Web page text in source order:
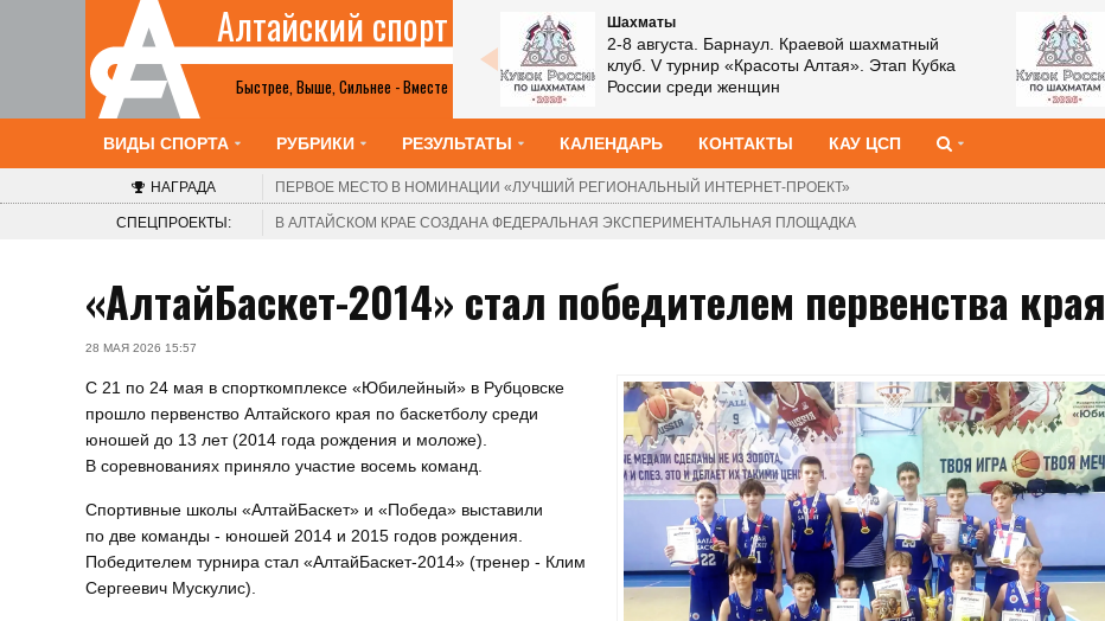
Быстрее, Выше, Сильнее - Вместе
Алтайский спорт
Шахматы
2-8 августа. Барнаул. Краевой шахматный
клуб. V турнир «Красоты Алтая». Этап Кубка
России среди женщин
Шахматы
2-8 августа. Барнаул. Краевой шахматный
клуб. XIII Мемориал Василия Лепихина. Этап
Кубка России среди мужчин
ВИДЫ СПОРТА РУБРИКИ РЕЗУЛЬТАТЫ КАЛЕНДАРЬ КОНТАКТЫ КАУ ЦСП
НАГРАДА ПЕРВОЕ МЕСТО В НОМИНАЦИИ «ЛУЧШИЙ РЕГИОНАЛЬНЫЙ ИНТЕРНЕТ-ПРОЕКТ»
СПЕЦПРОЕКТЫ: В АЛТАЙСКОМ КРАЕ СОЗДАНА ФЕДЕРАЛЬНАЯ ЭКСПЕРИМЕНТАЛЬНАЯ ПЛОЩАДКА
«АлтайБаскет-2014» стал победителем первенства края
28 МАЯ 2026 15:57
С 21 по 24 мая в спорткомплексе «Юбилейный» в Рубцовске
прошло первенство Алтайского края по баскетболу среди
юношей до 13 лет (2014 года рождения и моложе).
В соревнованиях приняло участие восемь команд.
Спортивные школы «АлтайБаскет» и «Победа» выставили
по две команды - юношей 2014 и 2015 годов рождения.
Победителем турнира стал «АлтайБаскет-2014» (тренер - Клим
Сергеевич Мускулис).